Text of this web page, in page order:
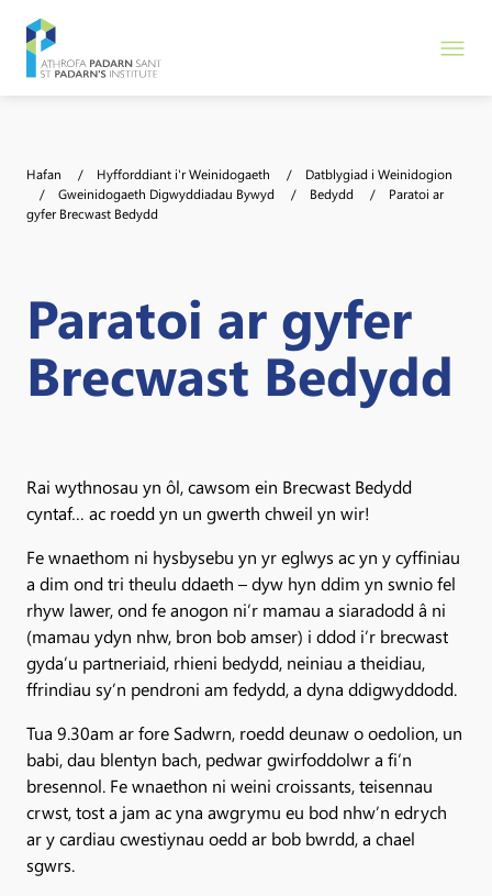
Hafan Hyfforddiant i'r Weinidogaeth
Datblygiad i Weinidogion
Gweinidogaeth Digwyddiadau Bywyd
Bedydd
Paratoi ar
gyfer Brecwast Bedydd
Paratoi ar gyfer
Brecwast Bedydd
Rai wythnosau yn ôl, cawsom ein Brecwast Bedydd
cyntaf… ac roedd yn un gwerth chweil yn wir!
Fe wnaethom ni hysbysebu yn yr eglwys ac yn y cyffiniau
a dim ond tri theulu ddaeth – dyw hyn ddim yn swnio fel
rhyw lawer, ond fe anogon ni’r mamau a siaradodd â ni
(mamau ydyn nhw, bron bob amser) i ddod i’r brecwast
gyda’u partneriaid, rhieni bedydd, neiniau a theidiau,
ffrindiau sy’n pendroni am fedydd, a dyna ddigwyddodd.
Tua 9.30am ar fore Sadwrn, roedd deunaw o oedolion, un
babi, dau blentyn bach, pedwar gwirfoddolwr a fi’n
bresennol. Fe wnaethon ni weini croissants, teisennau
crwst, tost a jam ac yna awgrymu eu bod nhw’n edrych
ar y cardiau cwestiynau oedd ar bob bwrdd, a chael
sgwrs.